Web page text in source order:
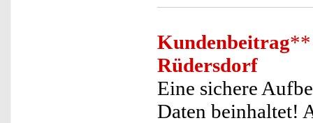
Kundenbeitrag**
Rüdersdorf
Eine sichere
Daten beinhaltet!